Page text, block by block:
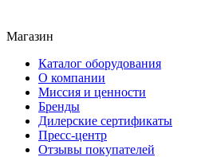
Магазин
Каталог оборудования
О компании
Миссия и ценности
Бренды
Дилерские сертификаты
Пресс-центр
Отзывы покупателей